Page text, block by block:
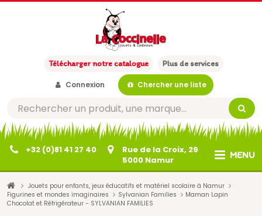
Télécharger notre catalogue Plus de services
Connexion Chercher une liste
MENU
+32 (0)81 41 27 40
Rue de la Croix, 29
5000 Namur
Jouets pour enfants, jeux éducatifs et matériel scolaire à Namur
Figurines et mondes imaginaires
Sylvanian Families
Maman Lapin
Chocolat et Réfrigérateur - SYLVANIAN FAMILIES